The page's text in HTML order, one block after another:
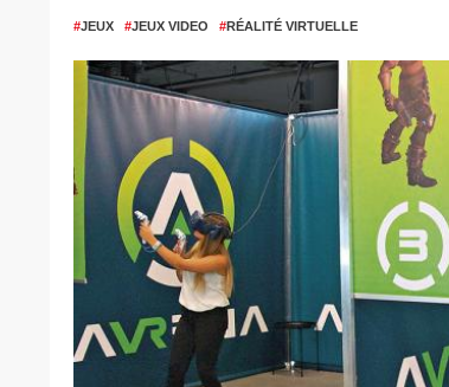
#JEUX #JEUX VIDEO #RÉALITÉ VIRTUELLE